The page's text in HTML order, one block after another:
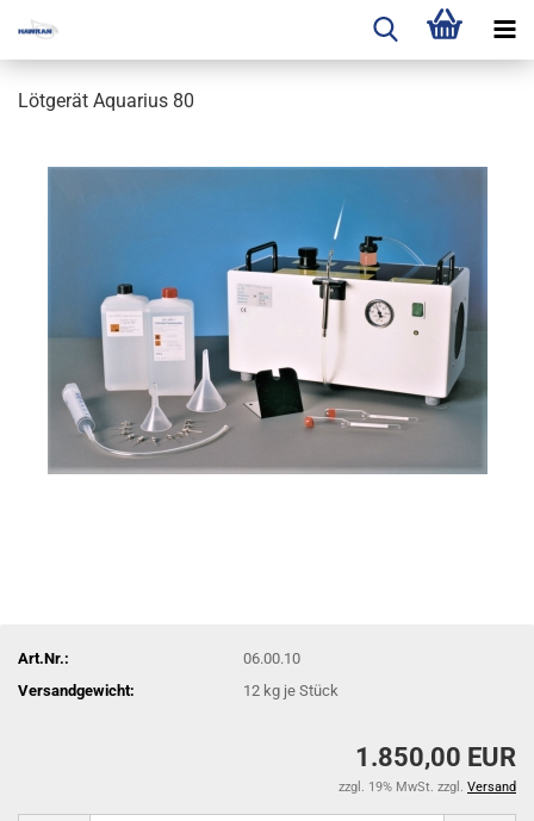
Lötgerät Aquarius 80
Art.Nr.:
06.00.10
Versandgewicht:
12 kg je Stück
1.850,00 EUR
zzgl. 19% MwSt. zzgl. Versand